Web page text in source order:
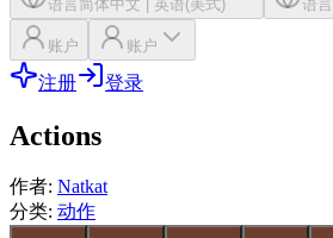
语言简体中文 | 英语(美式) 语言
账户 账户
注册 登录
Actions
作者: Natkat
分类: 动作